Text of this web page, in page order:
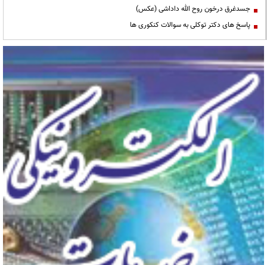
جسدغرق درخون روح الله داداشی (عکس)
پاسخ های دکتر توکلی به سوالات کنکوری ها